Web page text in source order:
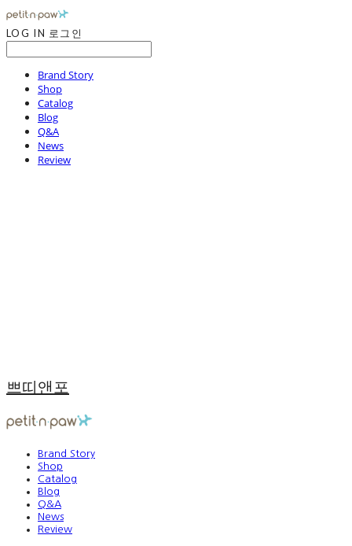
LOG IN 로그인
Brand Story
Shop
Catalog
Blog
Q&A
News
Review
쁘띠앤포
Brand Story
Shop
Catalog
Blog
Q&A
News
Review